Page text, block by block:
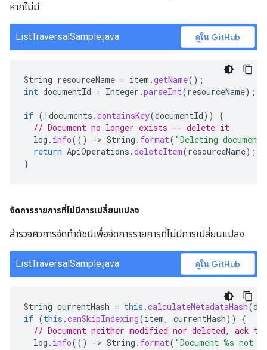
หากไม่มี
ListTraversalSample.java ดูใน GitHub
String resourceName = item .getName();
int documentId = Integer .parseInt(resourceName);
if ( ! documents .containsKey(documentId))
{
// Document no longer exists -- delete it
log . info(() -> String . format( "Deleting document
return ApiOperations .deleteItem(resourceName);
}
จัดการรายการที่ไม่มีการเปลี่ยนแปลง
สำรวจคิวการจัดทำดัชนีเพื่อจัดการรายการที่ไม่มีการเปลี่ยนแปลง
ListTraversalSample.java ดูใน GitHub
String currentHash = this .calculateMetadataHash(
if (this .canSkipIndexing(item, currentHash))
{
// Document neither modified nor deleted, ack
log . info(() -> String . format( "Document %s not